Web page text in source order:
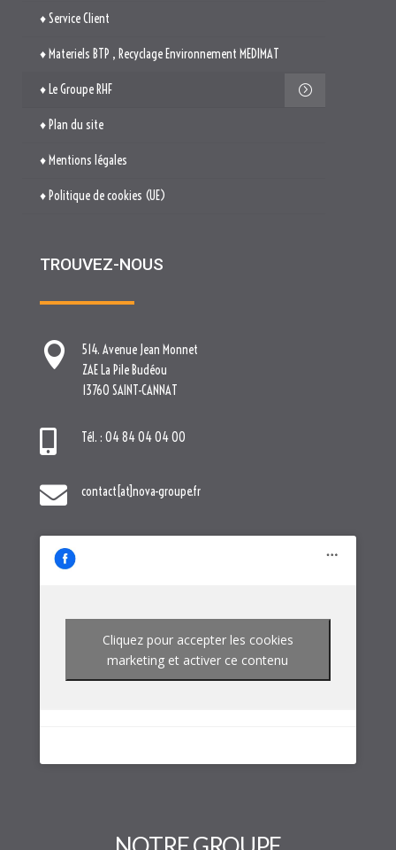
♦ Service Client
♦ Materiels BTP , Recyclage Environnement MEDIMAT
♦ Le Groupe RHF
♦ Plan du site
♦ Mentions légales
♦ Politique de cookies (UE)
TROUVEZ-NOUS

514. Avenue Jean Monnet
ZAE La Pile Budéou
13760 SAINT-CANNAT
 Tél. : 04 84 04 04 00
 contact[at]nova-groupe.fr
Cliquez pour accepter les cookies
marketing et activer ce contenu